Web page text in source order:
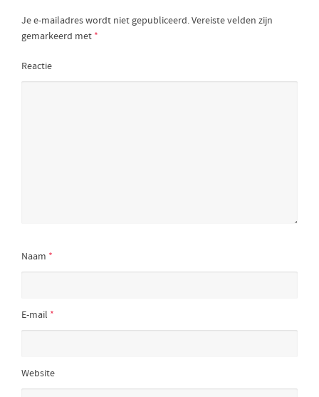
Je e-mailadres wordt niet gepubliceerd.Vereiste velden zijn
gemarkeerd met *
Reactie
Naam *
E-mail *
Website